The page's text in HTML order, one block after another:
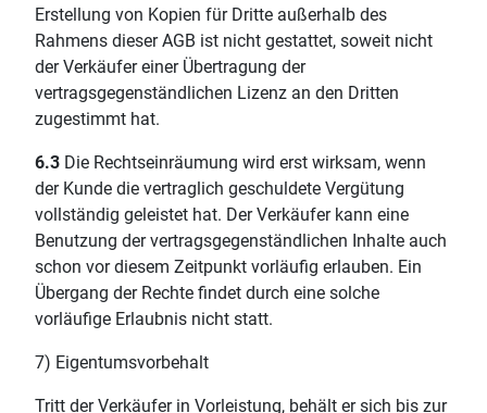
Erstellung von Kopien für Dritte außerhalb des
Rahmens dieser AGB ist nicht gestattet, soweit nicht
der Verkäufer einer Übertragung der
vertragsgegenständlichen Lizenz an den Dritten
zugestimmt hat.
6.3 Die Rechtseinräumung wird erst wirksam, wenn
der Kunde die vertraglich geschuldete Vergütung
vollständig geleistet hat. Der Verkäufer kann eine
Benutzung der vertragsgegenständlichen Inhalte auch
schon vor diesem Zeitpunkt vorläufig erlauben. Ein
Übergang der Rechte findet durch eine solche
vorläufige Erlaubnis nicht statt.
7) Eigentumsvorbehalt
Tritt der Verkäufer in Vorleistung, behält er sich bis zur